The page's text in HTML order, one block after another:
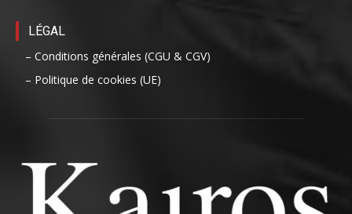
LÉGAL
– Conditions générales (CGU & CGV)
– Politique de cookies (UE)